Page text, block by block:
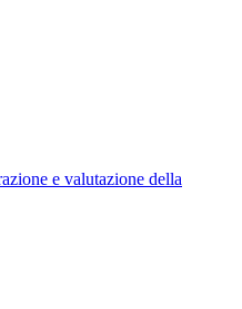
e valutazione della